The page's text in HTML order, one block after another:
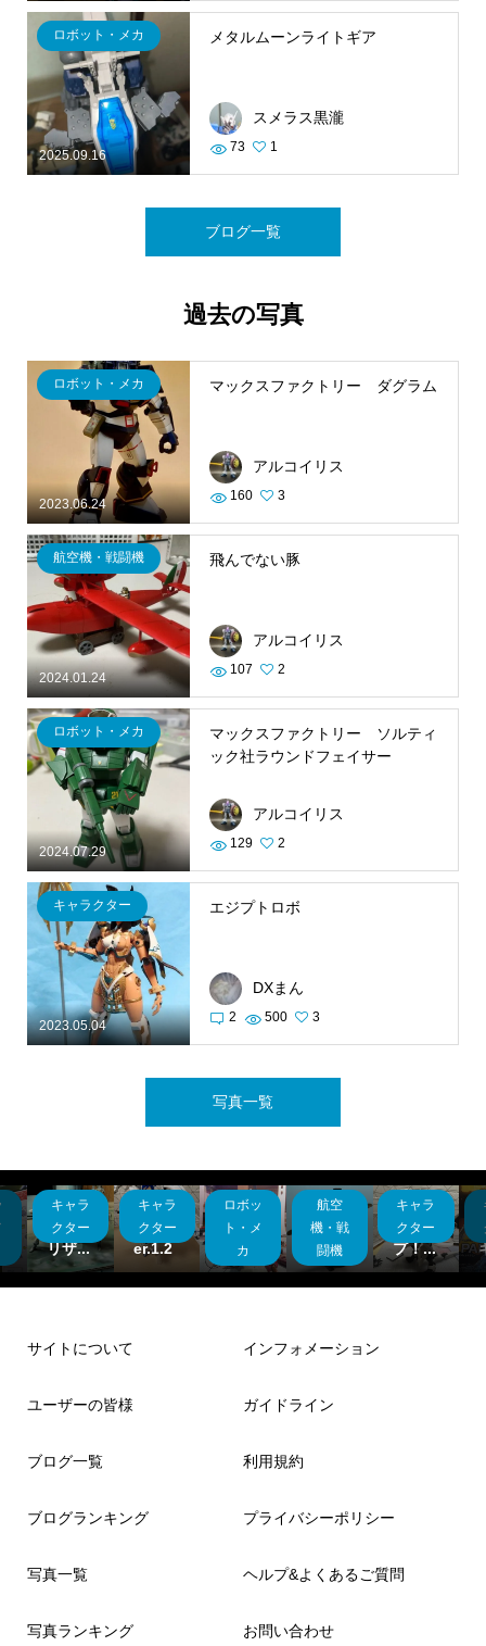
2025.09.16
ロボット・メカ メタルムーンライトギア
スメラス黒瀧
73 1
ブログ一覧
過去の写真
2023.06.24
ロボット・メカ マックスファクトリー ダグラム
アルコイリス
160 3
2024.01.24
航空機・戦闘機 飛んでない豚
アルコイリス
107 2
2024.07.29
ロボット・メカ
マックスファクトリー ソルティ
ック社ラウンドフェイサー
アルコイリス
129 2
2023.05.04
キャラクター エジプトロボ
DXまん
2 500 3
写真一覧
キャラ
クター
ビスタ
ー.ブ
リザ...
キャラ
クター
天使v
er.1.2
ロボッ
ト・メ
カ
改造
色々
航空
機・戦
闘機
銀河
日本戦
車道...
キャラ
クター
クロス
アッ
プ！...
サイトについて
ユーザーの皆様
ブログ一覧
ブログランキング
写真一覧
写真ランキング
インフォメーション
ガイドライン
利用規約
プライバシーポリシー
ヘルプ&よくあるご質問
お問い合わせ